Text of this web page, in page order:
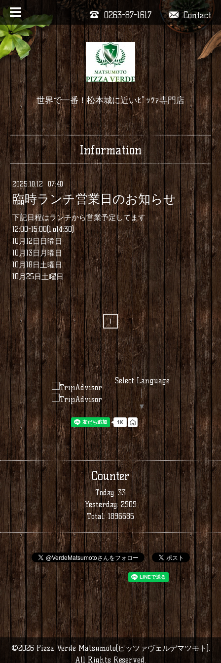
Contact
0263-87-1617
世界で一番！松本城に近いﾋﾟｯﾂｧ専門店
Information
2025 10.12 07:40
臨時ランチ営業日のお知らせ
下記日程はランチから営業予定してます
12:00-15:00(l.o14:30)
10月12日日曜日
10月13日月曜日
10月18日土曜日
10月25日土曜日
1
Select Language
▼
Counter
Today: 33
Yesterday: 2909
Total:1896685
©2026Pizza Verde Matsumoto(ピッツァヴェルデマツモト).
All Rights Reserved.